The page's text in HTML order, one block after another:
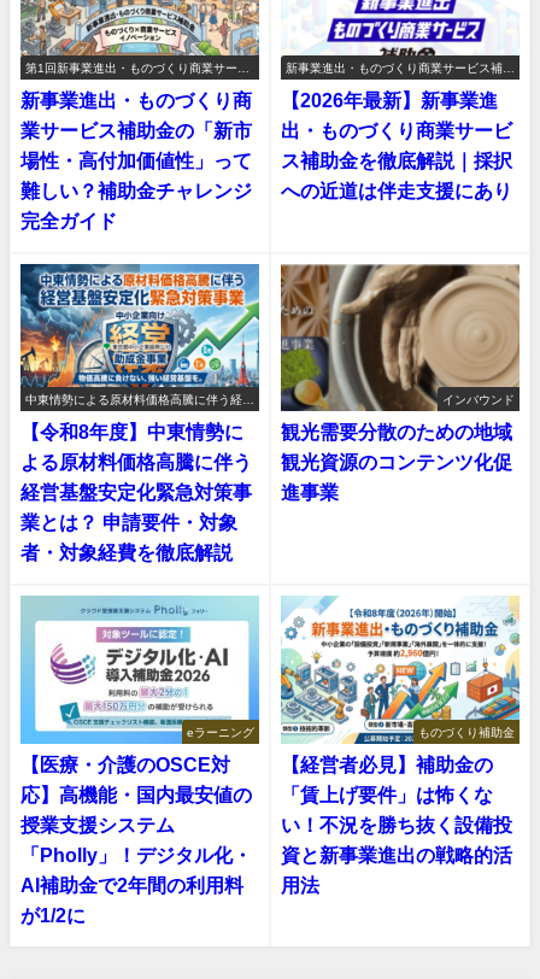
第1回新事業進出・ものづくり商業サービ
ス補助金
新事業進出・ものづくり商
業サービス補助金の「新市
場性・高付加価値性」って
難しい？補助金チャレンジ
完全ガイド
新事業進出・ものづくり商業サービス補助
【2026年最新】新事業進
出・ものづくり商業サービ
ス補助金を徹底解説｜採択
への近道は伴走支援にあり
中東情勢による原材料価格高騰に伴う経営
基盤安定化緊急対策事業
【令和8年度】中東情勢に
よる原材料価格高騰に伴う
経営基盤安定化緊急対策事
業とは？ 申請要件・対象
者・対象経費を徹底解説
インバウンド
観光需要分散のための地域
観光資源のコンテンツ化促
進事業
eラーニング
【医療・介護のOSCE対
応】高機能・国内最安値の
授業支援システム
「Pholly」！デジタル化・
AI補助金で2年間の利用料
が1/2に
ものづくり補助金
【経営者必見】補助金の
「賃上げ要件」は怖くな
い！不況を勝ち抜く設備投
資と新事業進出の戦略的活
用法